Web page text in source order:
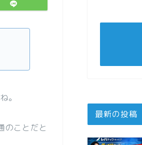
。
のことだと
最新の投稿